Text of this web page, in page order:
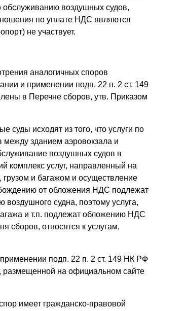
обслуживанию воздушных судов,
по уплате НДС являются
не участвует.
аналогичных споров
и применении подп. 22 п. 2 ст. 149
в Перечне сборов, утв. Приказом
суды исходят из того, что услуги по
между зданием аэровокзала и
воздушных судов в
комплекс услуг, направленный на
грузом и багажом и осуществление
от обложения НДС подлежат
судна, поэтому услуга,
и т.п. подлежат обложению НДС
сборов, относятся к услугам,
подп. 22 п. 2 ст. 149 НК РФ
на официальном сайте
имеет гражданско-правовой